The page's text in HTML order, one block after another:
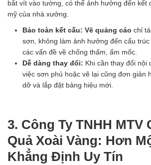
bắt vít vào tường, có thể ảnh hưởng đến kết
mỹ của nhà xưởng.
Bảo toàn kết cấu: Vẽ quảng cáo chỉ
sơn, không làm ảnh hưởng đến cấu
các vấn đề về chống thấm, ẩm mốc.
Dễ dàng thay đổi: Khi cần thay đổi nội
việc sơn phủ hoặc vẽ lại cũng đơn giản
dỡ và lắp đặt bảng hiệu mới.
3. Công Ty TNHH MTV
Quả Xoài Vàng: Hơn
Khẳng Định Uy Tín